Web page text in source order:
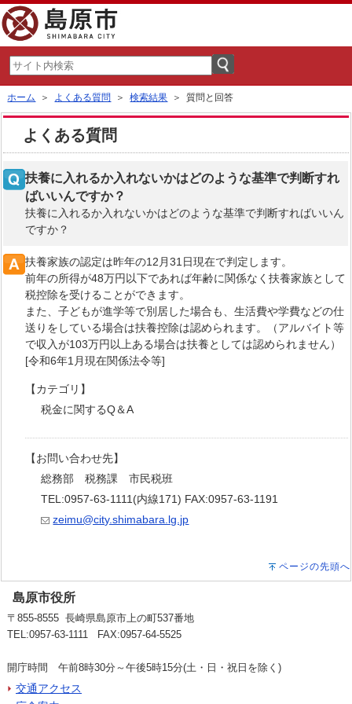
ホーム ＞ よくある質問 ＞検索結果 ＞ 質問と回答
よくある質問
扶養に入れるか入れないかはどのような基準で判断すれ
ばいいんですか？
扶養に入れるか入れないかはどのような基準で判断すればいいん
ですか？
扶養家族の認定は昨年の12月31日現在で判定します。
前年の所得が48万円以下であれば年齢に関係なく扶養家族として
税控除を受けることができます。
また、子どもが進学等で別居した場合も、生活費や学費などの仕
送りをしている場合は扶養控除は認められます。（アルバイト等
で収入が103万円以上ある場合は扶養としては認められません）
[令和6年1月現在関係法令等]
【カテゴリ】
税金に関するQ＆A
【お問い合わせ先】
総務部 税務課 市民税班
TEL:0957-63-1111(内線171) FAX:0957-63-1191
zeimu@city.shimabara.lg.jp
ページの先頭へ
島原市役所
〒855-8555 長崎県島原市上の町537番地
TEL:0957-63-1111 FAX:0957-64-5525
開庁時間 午前8時30分～午後5時15分(土・日・祝日を除く)
交通アクセス